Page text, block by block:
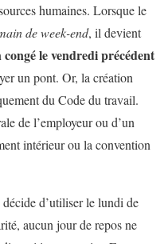
humaines. Lorsque le
de week-end, il devient
congé le vendredi précédent
un pont. Or, la création
du Code du travail.
de l’employeur ou d’un
intérieur ou la convention
d’utiliser le lundi de
aucun jour de repos ne